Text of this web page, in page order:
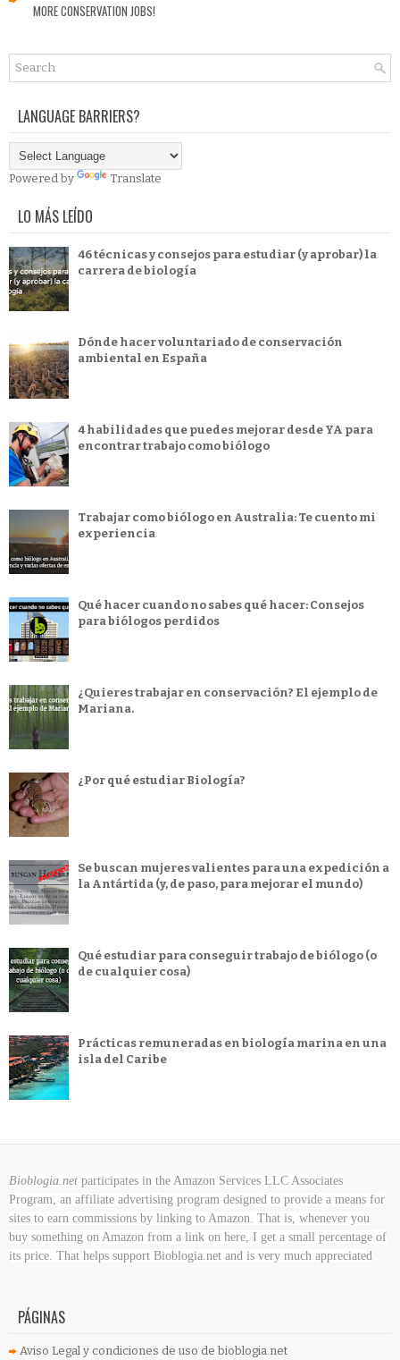
MORE CONSERVATION JOBS!
LANGUAGE BARRIERS?
Powered by Translate
LO MÁS LEÍDO
46 técnicas y consejos para estudiar (y aprobar) la
carrera de biología
Dónde hacer voluntariado de conservación
ambiental en España
4 habilidades que puedes mejorar desde YA para
encontrar trabajo como biólogo
Trabajar como biólogo en Australia: Te cuento mi
experiencia
Qué hacer cuando no sabes qué hacer: Consejos
para biólogos perdidos
¿Quieres trabajar en conservación? El ejemplo de
Mariana.
¿Por qué estudiar Biología?
Se buscan mujeres valientes para una expedición a
la Antártida (y, de paso, para mejorar el mundo)
Qué estudiar para conseguir trabajo de biólogo (o
de cualquier cosa)
Prácticas remuneradas en biología marina en una
isla del Caribe
Bioblogia.net participates in the Amazon Services LLC Associates
Program, an affiliate advertising program designed to provide a means for
sites to earn commissions by linking to Amazon. That is, whenever you
buy something on Amazon from a link on here, I get a small percentage of
its price. That helps support Bioblogia.net and is very much appreciated
PÁGINAS
Aviso Legal y condiciones de uso de bioblogia.net